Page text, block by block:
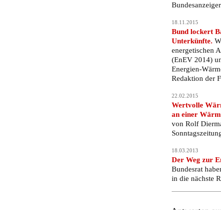
18.11.2015
Bund lockert
Unterkünfte.
energetischen
(EnEV 2014)
Energien-
Redaktion der
22.02.2015
Wertvolle
an einer
von Rolf
18.03.2013
Der Weg zur
Bundesrat
in die nächste